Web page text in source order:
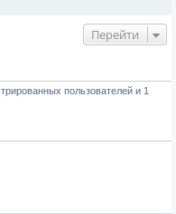
Перейти
пользователей и 1